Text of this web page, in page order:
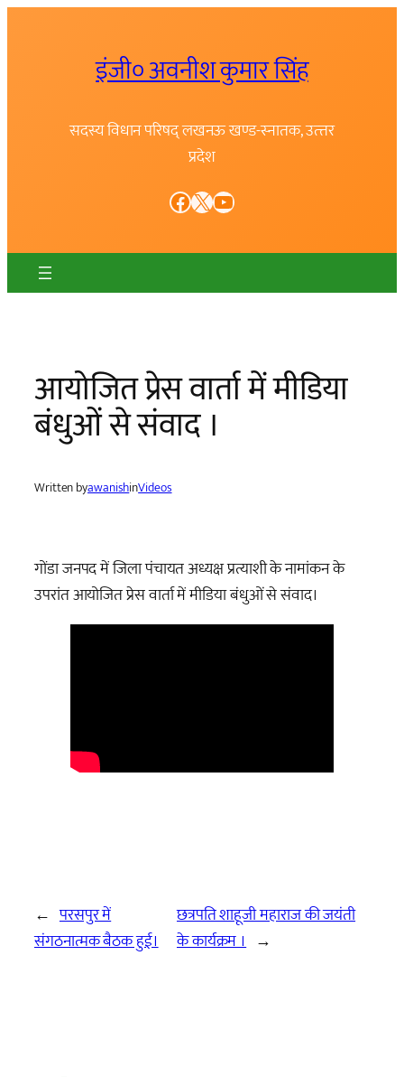
इंजी० अवनीश कुमार सिंह
सदस्य विधान परिषद् लखनऊ खण्ड-स्नातक, उत्त्तर
प्रदेश
Facebook X YouTube
आयोजित प्रेस वार्ता में मीडिया
बंधुओं से संवाद ।
Written byawanishinVideos
गोंडा जनपद में जिला पंचायत अध्यक्ष प्रत्याशी के नामांकन के
उपरांत आयोजित प्रेस वार्ता में मीडिया बंधुओं से संवाद।
← परसपुर में
संगठनात्मक बैठक हुई।
छत्रपति शाहूजी महाराज की जयंती
के कार्यक्रम । →